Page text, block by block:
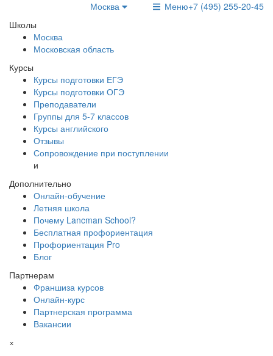
Москва +7 (495) 255-20-45
Меню
Школы
Москва
Московская область
Курсы
Курсы подготовки ЕГЭ
Курсы подготовки ОГЭ
Преподаватели
Группы для 5-7 классов
Курсы английского
Отзывы
Сопровождение при поступлении
и
Дополнительно
Онлайн-обучение
Летняя школа
Почему Lancman School?
Бесплатная профориентация
Профориентация Pro
Блог
Партнерам
Франшиза курсов
Онлайн-курс
Партнерская программа
Вакансии
×